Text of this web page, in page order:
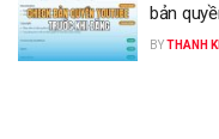
bản
BYTHANH